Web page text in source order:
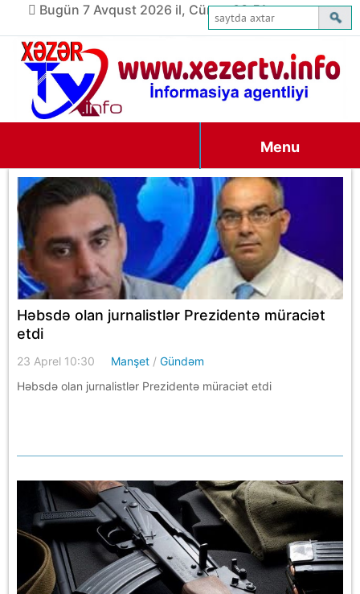
Bugün 7 Avqust 2026 il, Cümə, 03:51
Menu
Həbsdə olan jurnalistlər Prezidentə müraciət
etdi
23 Aprel 10:30 Manşet /Gündəm
Həbsdə olan jurnalistlər Prezidentə müraciət etdi